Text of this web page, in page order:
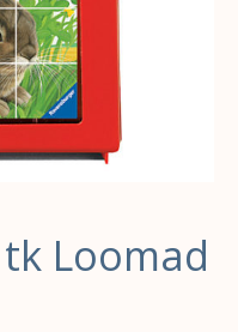
Loomad